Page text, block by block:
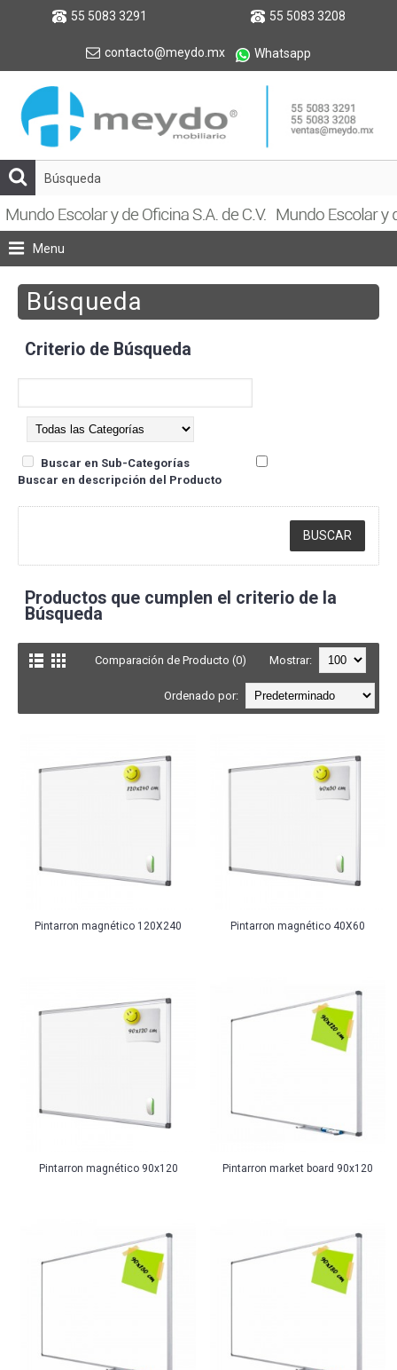
55 5083 3291 55 5083 3208
contacto@meydo.mx Whatsapp
Menu
Búsqueda
Criterio de Búsqueda
Buscar en Sub-Categorías
Buscar en descripción del Producto
Productos que cumplen el criterio de la
Búsqueda
Comparación de Producto (0) Mostrar:
Ordenado por:
Pintarron magnético 120X240 Pintarron magnético 40X60
Pintarron magnético 90x120 Pintarron market board 90x120